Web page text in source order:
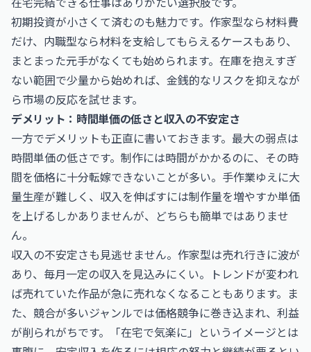
初期投資が小さくて済むのも魅力です。作家型なら材料費
だけ、内職型なら材料を支給してもらえるケースもあり、
まとまった元手がなくても始められます。在庫を抱えすぎ
ない範囲で少量から始めれば、金銭的なリスクを抑えなが
ら市場の反応を試せます。
デメリット：時間単価の低さと収入の不安定さ
一方でデメリットも正直に書いておきます。最大の弱点は
時間単価の低さです。制作には時間がかかるのに、その時
間を価格に十分転嫁できないことが多い。手作業ゆえに大
量生産が難しく、収入を伸ばすには制作量を増やすか単価
を上げるしかありませんが、どちらも簡単ではありませ
ん。
収入の不安定さも見逃せません。作家型は売れ行きに波が
あり、毎月一定の収入を見込みにくい。トレンドが変われ
ば売れていた作品が急に売れなくなることもあります。ま
た、競合が多いジャンルでは価格競争に巻き込まれ、利益
が削られがちです。「在宅で気楽に」というイメージとは